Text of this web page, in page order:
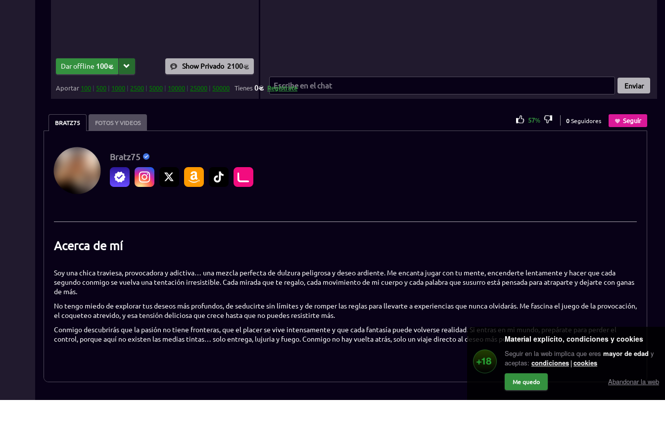
Material explícito, condiciones y cookies
Seguir en la web implica que eres mayor de edad y
aceptas: condiciones cookies
Me quedo Abandonar la web
Dar offline 100 Show Privado 2100
Aportar 100 | 500 | 1000 | 2500 | 5000 | 10000 | 25000 | 50000 Tienes0 Regístrate Enviar
BRATZ75 FOTOS Y VIDEOS 57% 0Seguidores Seguir
Bratz75
Acerca de mí
Soy una chica traviesa, provocadora y adictiva… una mezcla perfecta de dulzura peligrosa y deseo ardiente. Me encanta jugar con tu mente, encenderte lentamente y hacer que cada
segundo conmigo se vuelva una tentación irresistible. Cada mirada que te regalo, cada movimiento de mi cuerpo y cada palabra que susurro está pensada para atraparte y dejarte con ganas
de más.
No tengo miedo de explorar tus deseos más profundos, de seducirte sin límites y de romper las reglas para llevarte a experiencias que nunca olvidarás. Me fascina el juego de la provocación,
el coqueteo atrevido, y esa tensión deliciosa que crece hasta que no puedes resistirte más.
Conmigo descubrirás que la pasión no tiene fronteras, que el placer se vive intensamente y que cada fantasía puede volverse realidad. Si entras en mi mundo, prepárate para perder el
control, porque aquí no existen las medias tintas… solo entrega, lujuria y fuego. Conmigo no hay vuelta atrás, solo un viaje directo al deseo más puro. 💋🔥